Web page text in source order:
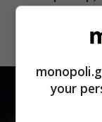
στο
your